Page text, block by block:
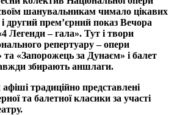
шанувальникам чимало цікавих
другий прем’єрний показ Вечора
Легенди – гала». Тут і твори
репертуару – опери
«Запорожець за Дунаєм» і балет
збирають аншлаги.
афіші традиційно представлені
та балетної класики за участі